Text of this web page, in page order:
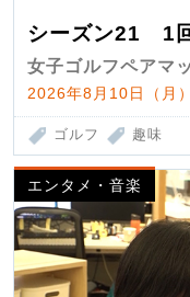
シーズン21 1
女子ゴルフペアマ
2026年8月10日（月
ゴルフ 趣味
エンタメ・音楽